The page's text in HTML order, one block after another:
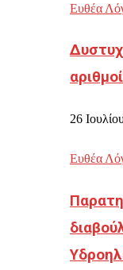
Ευθέα
26
Ευθέα